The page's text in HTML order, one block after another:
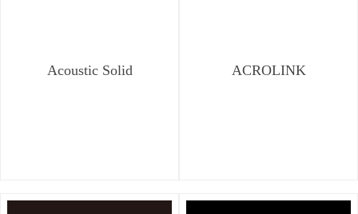
Acoustic Solid ACROLINK